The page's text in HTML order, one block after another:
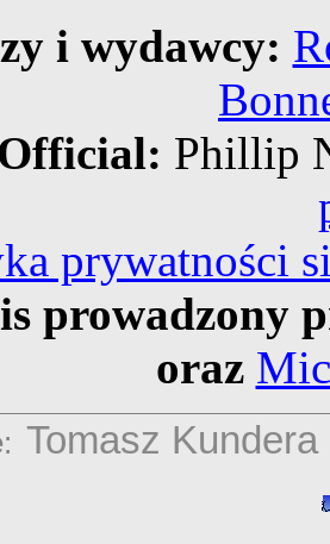
i wydawcy:
Phillip
prywatności
prowadzony
oraz
Tomasz Kundera